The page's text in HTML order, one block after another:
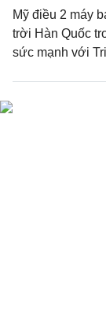
Mỹ điều 2 máy
trời Hàn Quốc
sức mạnh với